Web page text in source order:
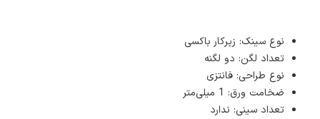
نوع سینک: زیرکار باکسی
تعداد لگن: دو لگنه
نوع طراحی: فانتزی
ضخامت ورق: 1 میلی‌متر
تعداد سینی: ندارد